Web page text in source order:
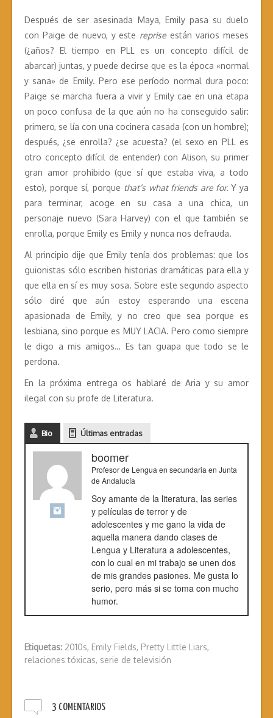
Después de ser asesinada Maya, Emily pasa su duelo
con Paige de nuevo, y este reprise están varios meses
(¿años? El tiempo en PLL es un concepto difícil de
abarcar) juntas, y puede decirse que es la época «normal
y sana» de Emily. Pero ese período normal dura poco:
Paige se marcha fuera a vivir y Emily cae en una etapa
un poco confusa de la que aún no ha conseguido salir:
primero, se lía con una cocinera casada (con un hombre);
después, ¿se enrolla? ¿se acuesta? (el sexo en PLL es
otro concepto difícil de entender) con Alison, su primer
gran amor prohibido (que sí que estaba viva, a todo
esto), porque sí, porque that’s what friends are for. Y ya
para terminar, acoge en su casa a una chica, un
personaje nuevo (Sara Harvey) con el que también se
enrolla, porque Emily es Emily y nunca nos defrauda.
Al principio dije que Emily tenía dos problemas: que los
guionistas sólo escriben historias dramáticas para ella y
que ella en sí es muy sosa. Sobre este segundo aspecto
sólo diré que aún estoy esperando una escena
apasionada de Emily, y no creo que sea porque es
lesbiana, sino porque es MUY LACIA. Pero como siempre
le digo a mis amigos… Es tan guapa que todo se le
perdona.
En la próxima entrega os hablaré de Aria y su amor
ilegal con su profe de Literatura.
Bio Últimas entradas
boomer
Profesor de Lengua en secundaria en Junta
de Andalucía
Soy amante de la literatura, las series
y películas de terror y de
adolescentes y me gano la vida de
aquella manera dando clases de
Lengua y Literatura a adolescentes,
con lo cual en mi trabajo se unen dos
de mis grandes pasiones. Me gusta lo
serio, pero más si se toma con mucho
humor.
Etiquetas: 2010s, Emily Fields, Pretty Little Liars,
relaciones tóxicas, serie de televisión
3 COMENTARIOS